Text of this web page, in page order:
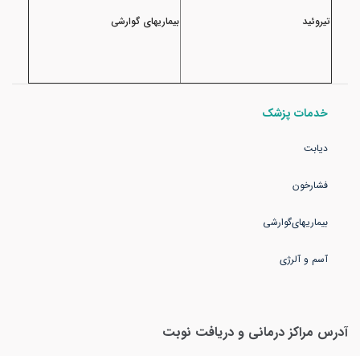
تیروئید بیماریهای گوارشی
خدمات پزشک
آسم و آلرژی
آدرس مراکز درمانی و دریافت نوبت